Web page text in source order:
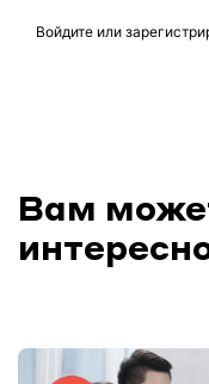
Войдите или
Вам